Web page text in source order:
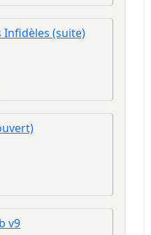
Infidèles (suite)
v9